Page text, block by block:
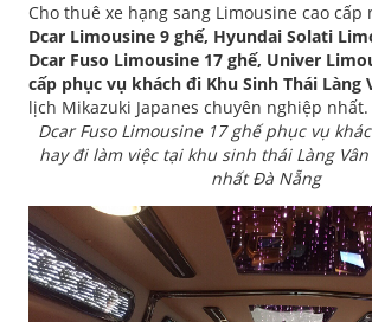
Cho thuê xe hạng sang Limousine cao cấp
Dcar Limousine 9 ghế, Hyundai Solati
Dcar Fuso Limousine 17 ghế, Univer
cấp phục vụ khách đi Khu Sinh Thái Làng
lịch Mikazuki Japanes chuyên nghiệp nhất.
Dcar Fuso Limousine 17 ghế phục vụ
hay đi làm việc tại khu sinh thái Làng
nhất Đà Nẵng